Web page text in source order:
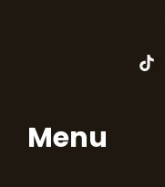
Menu